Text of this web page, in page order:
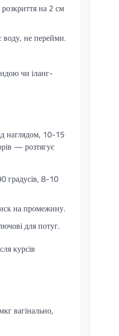
на 2 см
воду, не перейми.
чи іланг-
наглядом, 10-15
— розтягує
градусів, 8-10
на промежину.
для потуг.
курсів
вагінально,